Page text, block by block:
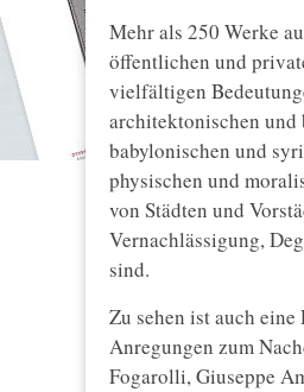
Mehr als 250 Werke
öffentlichen und
vielfältigen
architektonischen und
babylonischen und
physischen und
von Städten und
Vernachlässigung,
sind.
Zu sehen ist auch
Anregungen zum
Fogarolli, Giuseppe